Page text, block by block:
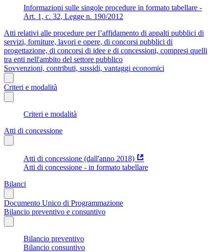
Informazioni sulle singole procedure in formato tabellare -
Art. 1, c. 32, Legge n. 190/2012
Atti relativi alle procedure per l’affidamento di appalti pubblici di
servizi, forniture, lavori e opere, di concorsi pubblici di
progettazione, di concorsi di idee e di concessioni, compresi quelli
tra enti nell'ambito del settore pubblico
Sovvenzioni, contributi, sussidi, vantaggi economici
Criteri e modalità
Criteri e modalità
Atti di concessione
Atti di concessione (dall'anno 2018)
Atti di concessione - in formato tabellare
Bilanci
Documento Unico di Programmazione
Bilancio preventivo e consuntivo
Bilancio preventivo
Bilancio consuntivo